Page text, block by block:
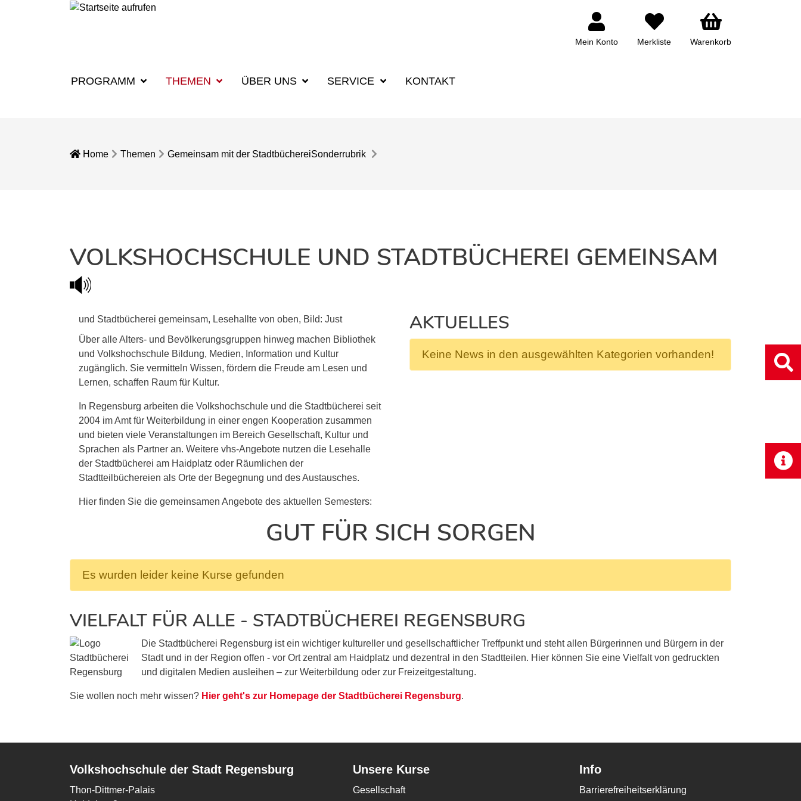
Mein Konto Merkliste Warenkorb
PROGRAMM THEMEN ÜBER UNS SERVICE KONTAKT
Home Themen Gemeinsam mit der StadtbüchereiSonderrubrik
VOLKSHOCHSCHULE UND STADTBÜCHEREI GEMEINSAM
Über alle Alters- und Bevölkerungsgruppen hinweg machen Bibliothek
und Volkshochschule Bildung, Medien, Information und Kultur
zugänglich. Sie vermitteln Wissen, fördern die Freude am Lesen und
Lernen, schaffen Raum für Kultur.
In Regensburg arbeiten die Volkshochschule und die Stadtbücherei seit
2004 im Amt für Weiterbildung in einer engen Kooperation zusammen
und bieten viele Veranstaltungen im Bereich Gesellschaft, Kultur und
Sprachen als Partner an. Weitere vhs-Angebote nutzen die Lesehalle
der Stadtbücherei am Haidplatz oder Räumlichen der
Stadtteilbüchereien als Orte der Begegnung und des Austausches.
Hier finden Sie die gemeinsamen Angebote des aktuellen Semesters:
AKTUELLES
Keine News in den ausgewählten Kategorien vorhanden!
GUT FÜR SICH SORGEN
Es wurden leider keine Kurse gefunden
VIELFALT FÜR ALLE - STADTBÜCHEREI REGENSBURG
Die Stadtbücherei Regensburg ist ein wichtiger kultureller und gesellschaftlicher Treffpunkt und steht allen Bürgerinnen und Bürgern in der
Stadt und in der Region offen - vor Ort zentral am Haidplatz und dezentral in den Stadtteilen. Hier können Sie eine Vielfalt von gedruckten
und digitalen Medien ausleihen – zur Weiterbildung oder zur Freizeitgestaltung.
Sie wollen noch mehr wissen? Hier geht's zur Homepage der Stadtbücherei Regensburg.
Volkshochschule der Stadt Regensburg
Thon-Dittmer-Palais
Unsere Kurse
Gesellschaft
Info
Barrierefreiheitserklärung